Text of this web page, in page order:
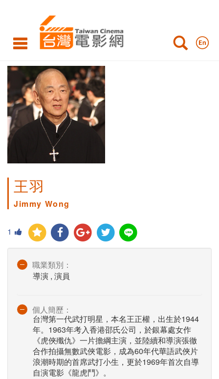
王羽
Jimmy Wong
1
職業類別：
導演 , 演員
個人簡歷：
台灣第一代武打明星，本名王正權，出生於1944
年。1963年考入香港邵氏公司，於銀幕處女作
《虎俠殲仇》一片擔綱主演，並陸續和導演張徹
合作拍攝無數武俠電影，成為60年代華語武俠片
浪潮時期的首席武打小生，更於1969年首次自導
自演電影《龍虎鬥》。